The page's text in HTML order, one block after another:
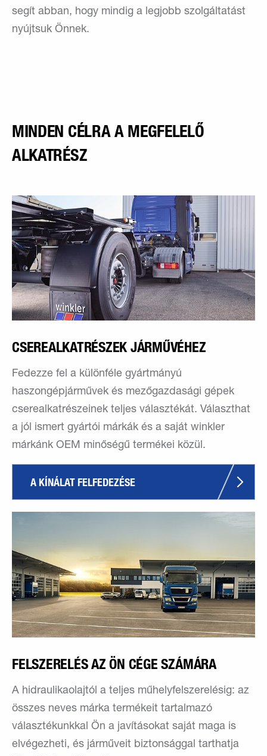
segít abban, hogy mindig a legjobb szolgáltatást
nyújtsuk Önnek.
MINDEN CÉLRA A MEGFELELŐ
ALKATRÉSZ
CSEREALKATRÉSZEK JÁRMŰVÉHEZ
Fedezze fel a különféle gyártmányú
haszongépjárművek és mezőgazdasági gépek
cserealkatrészeinek teljes választékát. Választhat
a jól ismert gyártói márkák és a saját winkler
márkánk OEM minőségű termékei közül.
A KÍNÁLAT FELFEDEZÉSE
FELSZERELÉS AZ ÖN CÉGE SZÁMÁRA
A hidraulikaolajtól a teljes műhelyfelszerelésig: az
összes neves márka termékeit tartalmazó
választékunkkal Ön a javításokat saját maga is
elvégezheti, és járműveit biztonsággal tarthatja